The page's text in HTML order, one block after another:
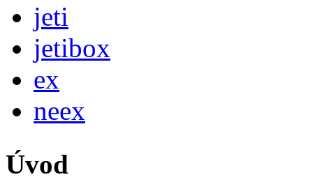
jeti
jetibox
ex
neex
Úvod